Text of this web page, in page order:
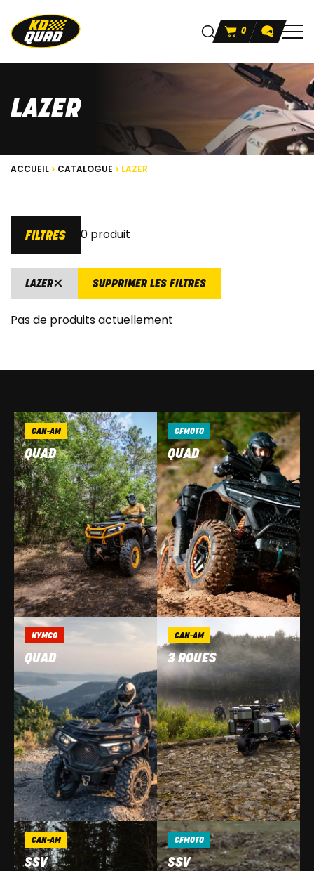
0
LAZER
ACCUEIL CATALOGUE LAZER
FILTRES 0 produit
LAZER SUPPRIMER LES FILTRES
Pas de produits actuellement
CAN-AM
QUAD
CFMOTO
QUAD
KYMCO
QUAD
CAN-AM
3 ROUES
CAN-AM
SSV
CFMOTO
SSV